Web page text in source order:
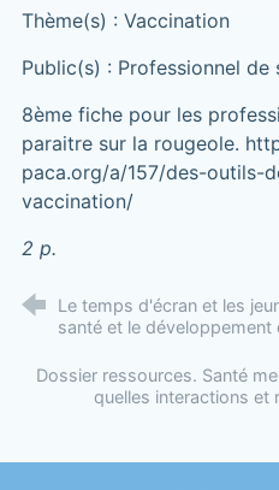
Thème(s) : Vaccination
Public(s) : Professionnel de
8ème fiche pour les
paraitre sur la rougeole.
paca.org/a/157/des-outils-
vaccination/
2 p.
Le temps d'écran et les
santé et le développement
Dossier ressources. Santé
quelles interactions et